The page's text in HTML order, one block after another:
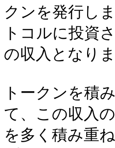
クンを発行し
トコルに投資
の収入となりま
トークンを積
て、この収入
を多く積み重